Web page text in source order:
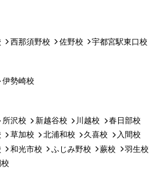
西那須野校 佐野校 宇都宮駅東口校
伊勢崎校
所沢校 新越谷校 川越校
春日部校
草加校 北浦和校 久喜校
入間校
和光市校 ふじみ野校 蕨校
羽生校